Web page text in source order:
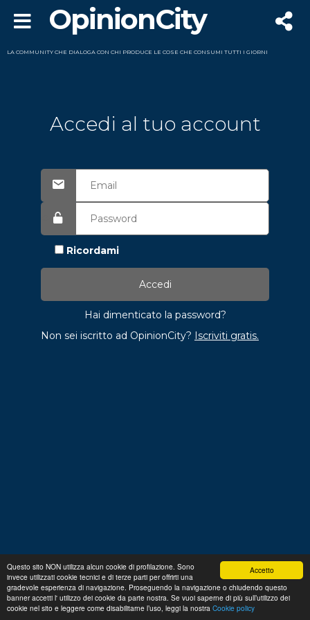
Accetto
Questo sito NON utilizza alcun cookie di profilazione. Sono
invece utilizzati cookie tecnici e di terze parti per offrirti una
gradevole esperienza di navigazione. Proseguendo la navigazione o chiudendo questo
banner accetti l' utilizzo dei cookie da parte nostra. Se vuoi saperne di più sull’utilizzo dei
cookie nel sito e leggere come disabilitarne l’uso, leggi la nostra Cookie policy
OpinionCity
LA COMMUNITY CHE DIALOGA CON CHI PRODUCE LE COSE CHE CONSUMI TUTTI I GIORNI
Accedi al tuo account
Ricordami
Hai dimenticato la password?
Non sei iscritto ad OpinionCity? Iscriviti gratis.
Regolamento Privacy Domande frequenti
Cookie
policy
p. iva 13356630155
Copyright © 2026 Advance S.r.L.